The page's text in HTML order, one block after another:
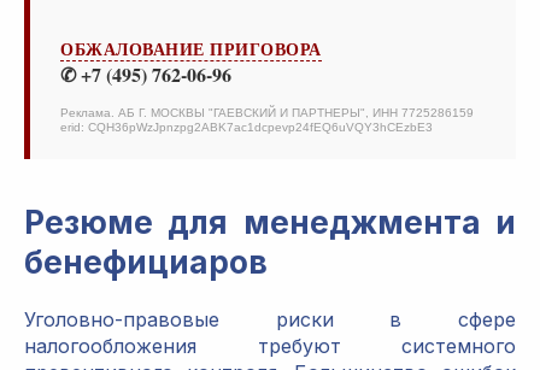
ОБЖАЛОВАНИЕ ПРИГОВОРА
✆ +7 (495) 762-06-96
Реклама. АБ Г. МОСКВЫ "ГАЕВСКИЙ И ПАРТНЕРЫ", ИНН 7725286159
erid: CQH36pWzJpnzpg2ABK7ac1dcpevp24fEQ6uVQY3hCEzbE3
Резюме для менеджмента и
бенефициаров
Уголовно-правовые риски в сфере
налогообложения требуют системного